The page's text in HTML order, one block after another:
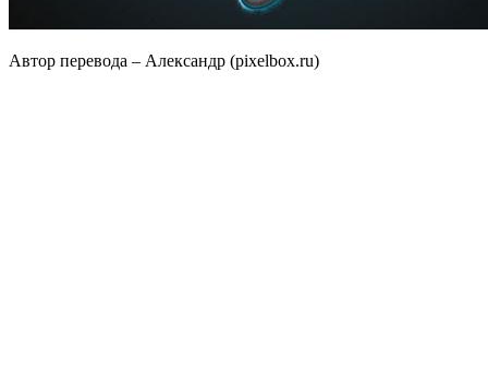
Автор перевода – Александр (pixelbox.ru)